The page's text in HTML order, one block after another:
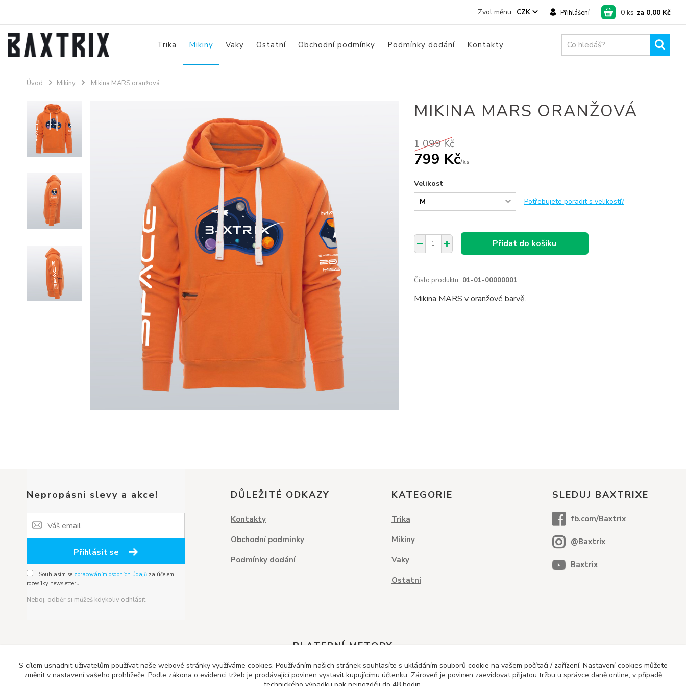
CZK Přihlášení 0 ks za 0,00 Kč
Trika Mikiny Vaky Ostatní Obchodní podmínky Podmínky dodání Kontakty
Úvod Mikiny Mikina MARS oranžová
MIKINA MARS ORANŽOVÁ
1 099 Kč
799 Kč/ks
Velikost
Potřebujete poradit s velikostí?
Přidat do košíku
Číslo produktu: 01-01-00000001
Mikina MARS v oranžové barvě.
Nepropásni slevy a akce!
Přihlásit se
Souhlasím se zpracováním osobních údajů za účelem
rozesílky newsletteru.
Neboj, odběr si můžeš kdykoliv odhlásit.
DŮLEŽITÉ ODKAZY
Kontakty
Obchodní podmínky
Podmínky dodání
KATEGORIE
Trika
Mikiny
Vaky
Ostatní
SLEDUJ BAXTRIXE
PLATEBNÍ METODY
S cílem usnadnit uživatelům používat naše webové stránky využíváme cookies. Používáním našich stránek souhlasíte s ukládáním souborů cookie na vašem počítači / zařízení. Nastavení cookies můžete
změnit v nastavení vašeho prohlížeče. Podle zákona o evidenci tržeb je prodávající povinen vystavit kupujícímu účtenku. Zároveň je povinen zaevidovat přijatou tržbu u správce daně online; v případě